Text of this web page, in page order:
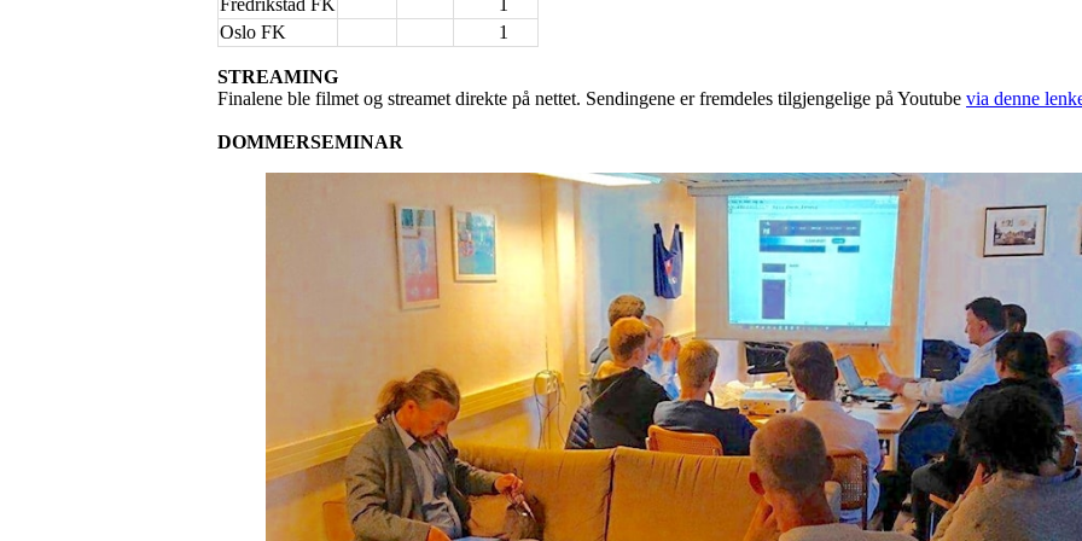
Fredrikstad FK
Oslo FK
1
STREAMING
Finalene ble filmet og streamet direkte på nettet. Sendingene er fremdeles tilgjengelige på Youtube via denne
DOMMERSEMINAR